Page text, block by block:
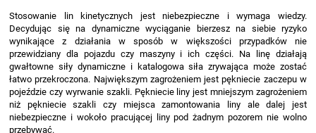
Stosowanie lin kinetycznych jest niebezpieczne i wymaga wiedzy.
Decydując się na dynamiczne wyciąganie bierzesz na siebie ryzyko
wynikające z działania w sposób w większości przypadków nie
przewidziany dla pojazdu czy maszyny i ich części. Na linę działają
gwałtowne siły dynamiczne i katalogowa siła zrywająca może zostać
łatwo przekroczona. Największym zagrożeniem jest pękniecie zaczepu w
pojeździe czy wyrwanie szakli. Pękniecie liny jest mniejszym zagrożeniem
niż pękniecie szakli czy miejsca zamontowania liny ale dalej jest
niebezpieczne i wokoło pracującej liny pod żadnym pozorem nie wolno
przebywać.